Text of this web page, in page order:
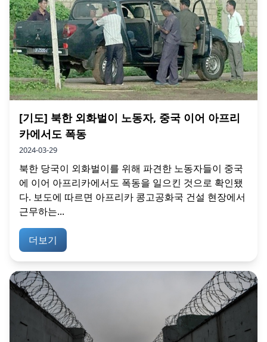
[기도] 북한 외화벌이 노동자, 중국 이어 아프리
카에서도 폭동
2024-03-29
북한 당국이 외화벌이를 위해 파견한 노동자들이 중국
에 이어 아프리카에서도 폭동을 일으킨 것으로 확인됐
다. 보도에 따르면 아프리카 콩고공화국 건설 현장에서
근무하는...
더보기